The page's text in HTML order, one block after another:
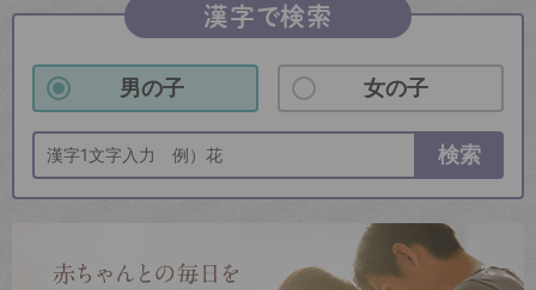
漢字で検索
男の子 女の子
検索